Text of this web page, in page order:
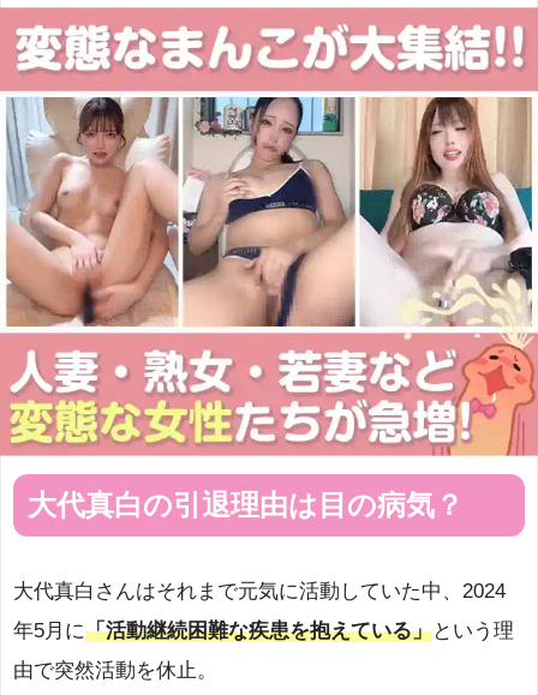
大代真白の引退理由は目の病気？
大代真白さんはそれまで元気に活動していた中、2024
年5月に「活動継続困難な疾患を抱えている」という理
由で突然活動を休止。